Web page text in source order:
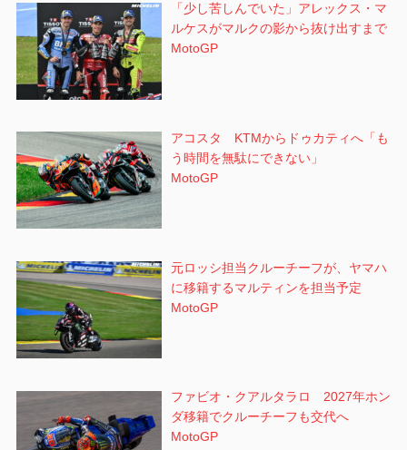
「少し苦しんでいた」アレックス・マ
ルケスがマルクの影から抜け出すまで
MotoGP
アコスタ KTMからドゥカティへ「も
う時間を無駄にできない」
MotoGP
元ロッシ担当クルーチーフが、ヤマハ
に移籍するマルティンを担当予定
MotoGP
ファビオ・クアルタラロ 2027年ホン
ダ移籍でクルーチーフも交代へ
MotoGP